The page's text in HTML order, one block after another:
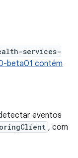
services-
beta01 contém
eventos
, com